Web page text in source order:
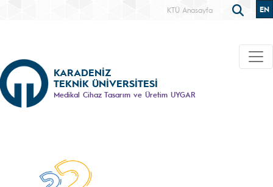
KTÜ Anasayfa EN
KARADENİZ
TEKNİK ÜNİVERSİTESİ
Medikal Cihaz Tasarım ve Üretim UYGAR